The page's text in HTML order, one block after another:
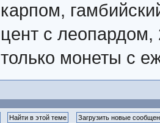
карпом,
цент с леопардом,
только монеты с